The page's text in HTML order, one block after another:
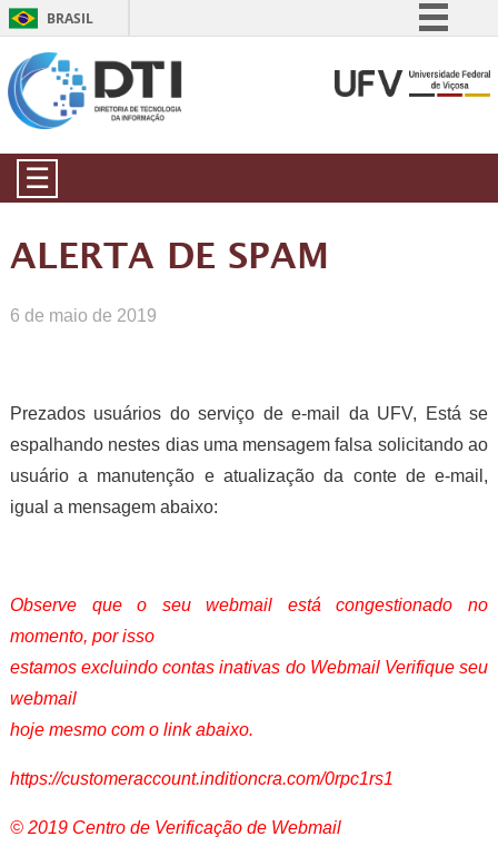
BRASIL
Comunica BR
☰
ALERTA DE SPAM
6 de maio de 2019
Prezados usuários do serviço de e-mail da UFV, Está se
espalhando nestes dias uma mensagem falsa solicitando ao
usuário a manutenção e atualização da conte de e-mail,
igual a mensagem abaixo:
Observe que o seu webmail está congestionado no
momento, por isso
estamos excluindo contas inativas do Webmail Verifique seu
webmail
hoje mesmo com o link abaixo.
https://customeraccount.inditioncra.com/0rpc1rs1
© 2019 Centro de Verificação de Webmail